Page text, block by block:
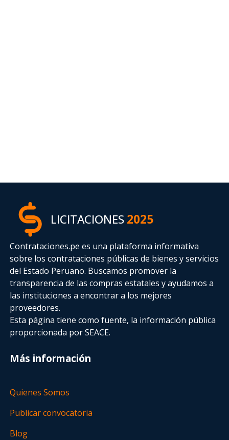
LICITACIONES2025
Contrataciones.pe es una plataforma informativa
sobre los contrataciones públicas de bienes y servicios
del Estado Peruano. Buscamos promover la
transparencia de las compras estatalesy ayudamos a
las instituciones a encontrar a los mejores
proveedores.
Esta página tiene como fuente, la información pública
proporcionada por SEACE.
Más información
Quienes Somos
Publicar convocatoria
Blog